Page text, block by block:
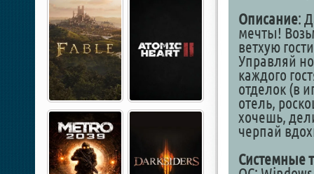
Описание:
мечты!
ветхую
Управляй
каждого
отделок (в
отель,
хочешь,
черпай
Системные